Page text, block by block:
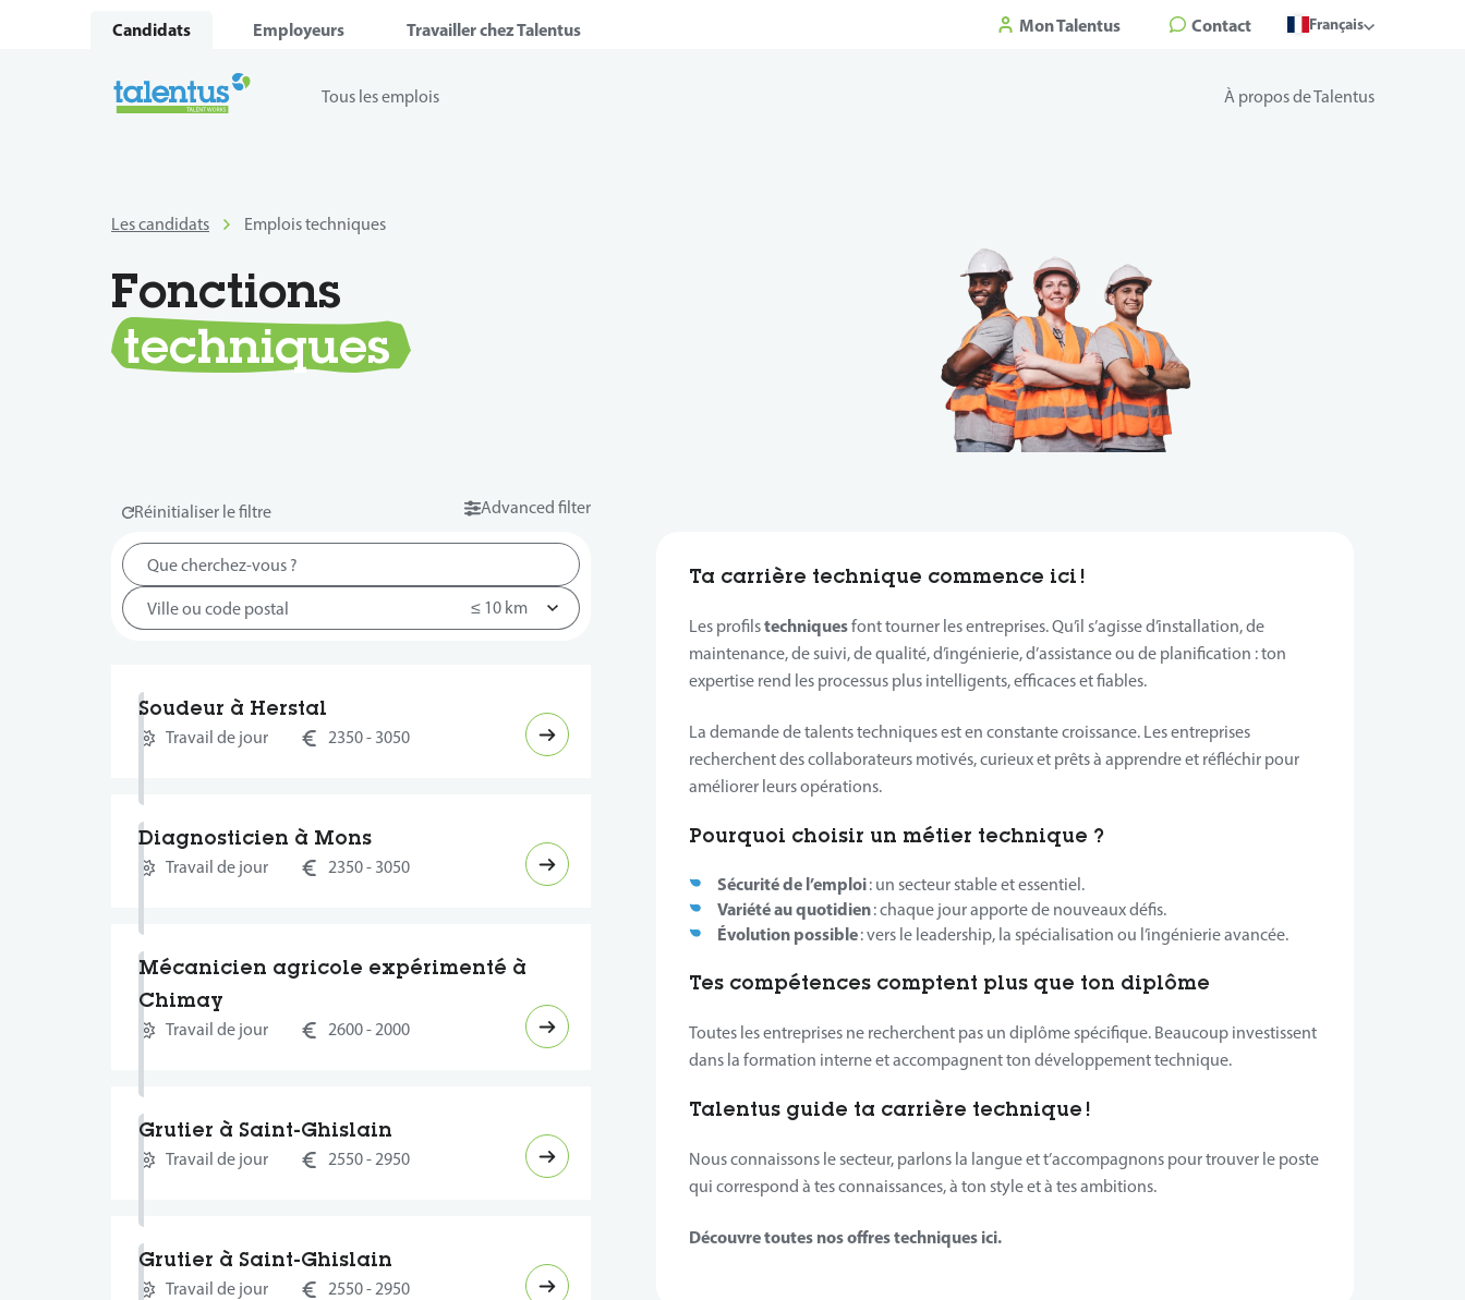
Candidats Employeurs Travailler chez Talentus Mon Talentus Contact Français
Tous les emplois À propos de Talentus
Les candidats Emplois techniques
Fonctions
techniques
Advanced filter
Soudeur à Herstal
Travail de jour 2350 - 3050
Diagnosticien à Mons
Travail de jour 2350 - 3050
Mécanicien agricole expérimenté à
Chimay
Travail de jour 2600 - 2000
Grutier à Saint-Ghislain
Travail de jour 2550 - 2950
Grutier à Saint-Ghislain
Travail de jour 2550 - 2950
Ta carrière technique commence ici !
Les profilstechniquesfont tourner les entreprises. Qu’il s’agisse d’installation, de
maintenance, de suivi, de qualité, d’ingénierie, d’assistance ou de planification : ton
expertise rend les processus plus intelligents, efficaces et fiables.
La demande de talents techniques est en constante croissance. Les entreprises
recherchent des collaborateurs motivés, curieux et prêts à apprendre et réfléchir pour
améliorer leurs opérations.
Pourquoi choisir un métier technique ?
Sécurité de l’emploi: un secteur stable et essentiel.
Variété au quotidien: chaque jour apporte de nouveaux défis.
Évolution possible: vers le leadership, la spécialisation ou l’ingénierie avancée.
Tes compétences comptent plus que ton diplôme
Toutes les entreprises ne recherchent pas un diplôme spécifique. Beaucoup investissent
dans la formation interne et accompagnent ton développement technique.
Talentus guide ta carrière technique !
Nous connaissons le secteur, parlons la langue et t’accompagnons pour trouver le poste
qui correspond à tes connaissances, à ton style et à tes ambitions.
Découvre toutes nos offres techniques ici.